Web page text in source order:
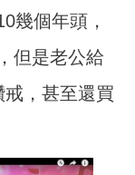
幾個年頭，
但是老公給
，甚至還買